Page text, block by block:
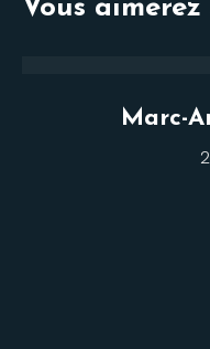
Vous aimerez
Marc-